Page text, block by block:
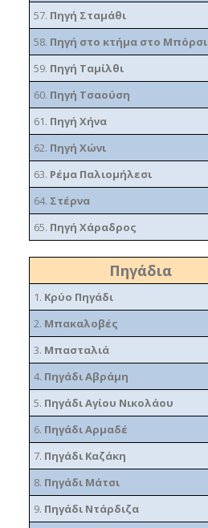
57. Πηγή Σταμάθι
58. Πηγή στο κτήμα στο Μπόρσι
59. Πηγή Ταμίλθι
60. Πηγή Τσαούση
61. Πηγή Χήνα
62. Πηγή Χώνι
63. Ρέμα Παλιομήλεσι
64. Στέρνα
65. Πηγή Χάραδρος
Πηγάδια
1. Κρύο Πηγάδι
2. Μπακαλοβές
3. Μπασταλιά
4. Πηγάδι Αβράμη
5. Πηγάδι Αγίου Νικολάου
6. Πηγάδι Αρμαδέ
7. Πηγάδι Καζάκη
8. Πηγάδι Μάτσι
9. Πηγάδι Ντάρδιζα